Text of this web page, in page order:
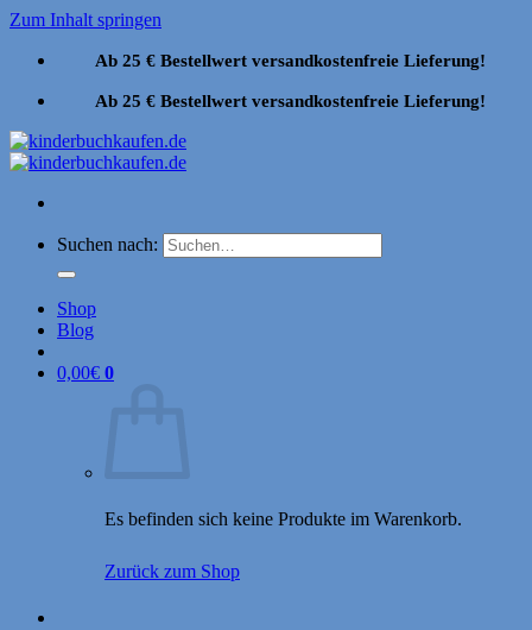
Zum Inhalt springen
Ab 25 € Bestellwert versandkostenfreie Lieferung!
Ab 25 € Bestellwert versandkostenfreie Lieferung!
Suchen nach:
Shop
Blog
0,00€ 0
Es befinden sich keine Produkte im Warenkorb.
Zurück zum Shop